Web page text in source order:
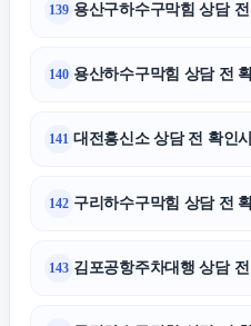
139 용산구하수구막힘 상담
140 용산하수구막힘 상담 전
141 대전흥신소 상담 전 확인
142 구리하수구막힘 상담 전
143 김포공항주차대행 상담